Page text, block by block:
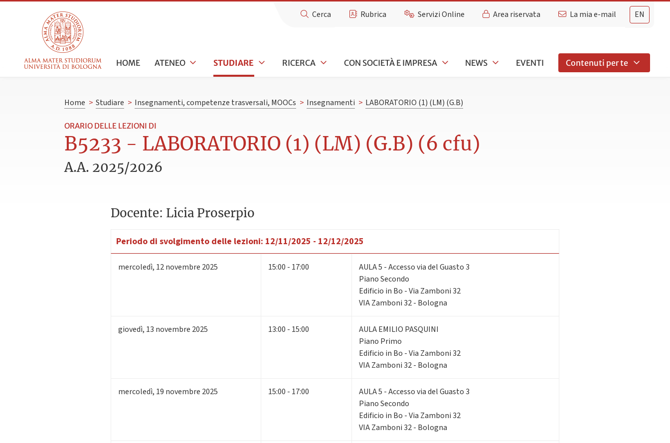
EN
Cerca Rubrica Servizi Online Area riservata La mia e-mail
HOME ATENEO STUDIARE RICERCA CON SOCIETÀ E IMPRESA NEWS EVENTI Contenuti per te
Home > Studiare > Insegnamenti, competenze trasversali, MOOCs > Insegnamenti > LABORATORIO (1) (LM) (G.B)
ORARIO DELLE LEZIONI DI
B5233 - LABORATORIO (1) (LM) (G.B) (6 cfu)
A.A. 2025/2026
Docente: Licia Proserpio
Periodo di svolgimento delle lezioni: 12/11/2025 - 12/12/2025
mercoledì, 12novembre 2025 15:00 - 17:00
AULA 5 - Accesso via del Guasto 3
Piano Secondo
Edificio in Bo - Via Zamboni 32
VIA Zamboni 32 - Bologna
giovedì, 13 novembre 2025 13:00 - 15:00
AULA EMILIO PASQUINI
Piano Primo
Edificio in Bo - Via Zamboni 32
VIA Zamboni 32 - Bologna
mercoledì, 19 novembre 2025 15:00 - 17:00
AULA 5 - Accesso via del Guasto 3
Piano Secondo
Edificio in Bo - Via Zamboni 32
VIA Zamboni 32 - Bologna